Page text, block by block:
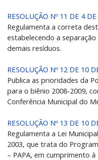
RESOLUÇÃO Nº 11 DE 4
Regulamenta a correta
estabelecendo a
demais resíduos.
RESOLUÇÃO Nº 12 DE 10
Publica as prioridades da
para o biênio 2008-2009,
Conferência Municipal do
RESOLUÇÃO Nº 13 DE 10
Regulamenta a Lei
2003, que trata do
– PAPA, em cumprimento